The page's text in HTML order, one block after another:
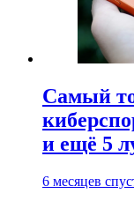
Самый
и ещё 5
6 месяцев